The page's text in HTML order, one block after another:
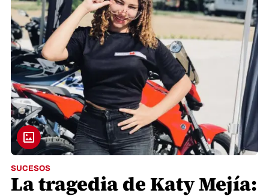
SUCESOS
La tragedia de Katy Mejía: